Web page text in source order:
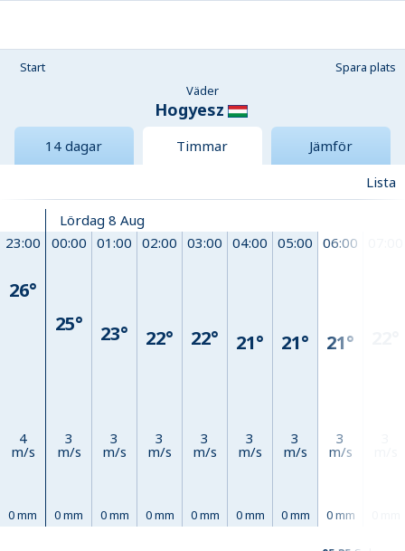
Start
Spara plats
Väder
Hogyesz
14 dagar Timmar
Jämför
Lista
23:00
26°
4
m/s
0 mm
Lördag 8 Aug
00:00
25°
3
m/s
0 mm
01:00
23°
3
m/s
0 mm
02:00
22°
3
m/s
0 mm
03:00
22°
3
m/s
0 mm
04:00
21°
3
m/s
0 mm
05:00
21°
3
m/s
0 mm
06:00
21°
3
m/s
0 mm